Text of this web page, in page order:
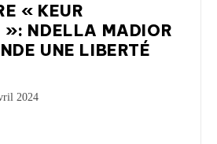
« KEUR
»: NDELLA MADIOR
UNE LIBERTÉ
2024